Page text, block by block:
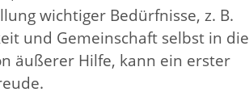
wichtiger Bedürfnisse, z. B.
und Gemeinschaft selbst in die
äußerer Hilfe, kann ein erster